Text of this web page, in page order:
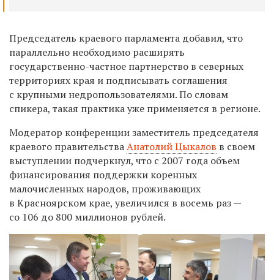
Председатель краевого парламента добавил, что
параллельно необходимо расширять
государственно-частное партнерство в северных
территориях края и подписывать соглашения
с крупными недропользователями. По словам
спикера, такая практика уже применяется в регионе.
Модератор конференции заместитель председателя
краевого правительстваАнатолий Цыкалов в своем
выступлении подчеркнул, что с 2007 года объем
финансирования поддержки коренных
малочисленных народов, проживающих
в Красноярском крае, увеличился в восемь раз —
со 106 до 800 миллионов рублей.